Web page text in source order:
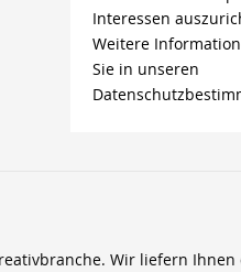
Interessen
Weitere
Sie in unseren
Wir liefern